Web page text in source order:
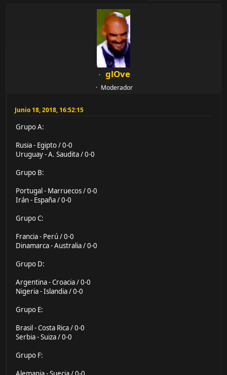
glOve
Moderador
Junio 18, 2018, 16:52:15
Grupo A:
Rusia - Egipto / 0-0
Uruguay - A. Saudita / 0-0
Grupo B:
Portugal - Marruecos / 0-0
Irán - España / 0-0
Grupo C:
Francia - Perú / 0-0
Dinamarca - Australia / 0-0
Grupo D:
Argentina - Croacia / 0-0
Nigeria - Islandia / 0-0
Grupo E:
Brasil - Costa Rica / 0-0
Serbia - Suiza / 0-0
Grupo F: